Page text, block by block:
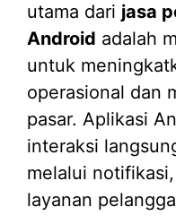
utama dari jasa
Android adalah
untuk
operasional dan
pasar. Aplikasi
interaksi
melalui
layanan